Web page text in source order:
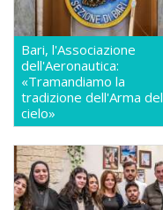
Bari, l'Associazione
dell'Aeronautica:
«Tramandiamo la
tradizione dell'Arma del
cielo»